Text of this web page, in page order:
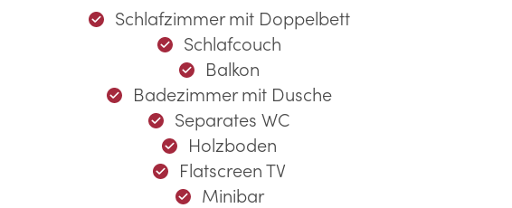
Schlafzimmer mit Doppelbett
Schlafcouch
Balkon
Badezimmer mit Dusche
Separates WC
Holzboden
Flatscreen TV
Minibar